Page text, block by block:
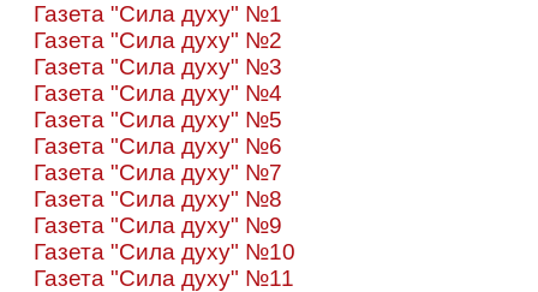
Газета "Сила духу" №1
Газета "Сила духу" №2
Газета "Сила духу" №3
Газета "Сила духу" №4
Газета "Сила духу" №5
Газета "Сила духу" №6
Газета "Сила духу" №7
Газета "Сила духу" №8
Газета "Сила духу" №9
Газета "Сила духу" №10
Газета "Сила духу" №11